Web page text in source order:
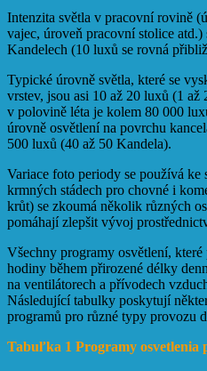
Intenzita světla v pracovní rovině
vajec, úroveň pracovní stolice
Kandelech (10 luxů se rovná
Typické úrovně světla, které se
vrstev, jsou asi 10 až 20 luxů (1
v polovině léta je kolem 80 000
úrovně osvětlení na povrchu
500 luxů (40 až 50 Kandela).
Variace foto periody se používá
krmných stádech pro chovné i
krůt) se zkoumá několik různých
pomáhají zlepšit vývoj
Všechny programy osvětlení,
hodiny během přirozené délky
na ventilátorech a přívodech
Následující tabulky poskytují
programů pro různé typy provozu
Tabuľka 1 Programy osvetlenia